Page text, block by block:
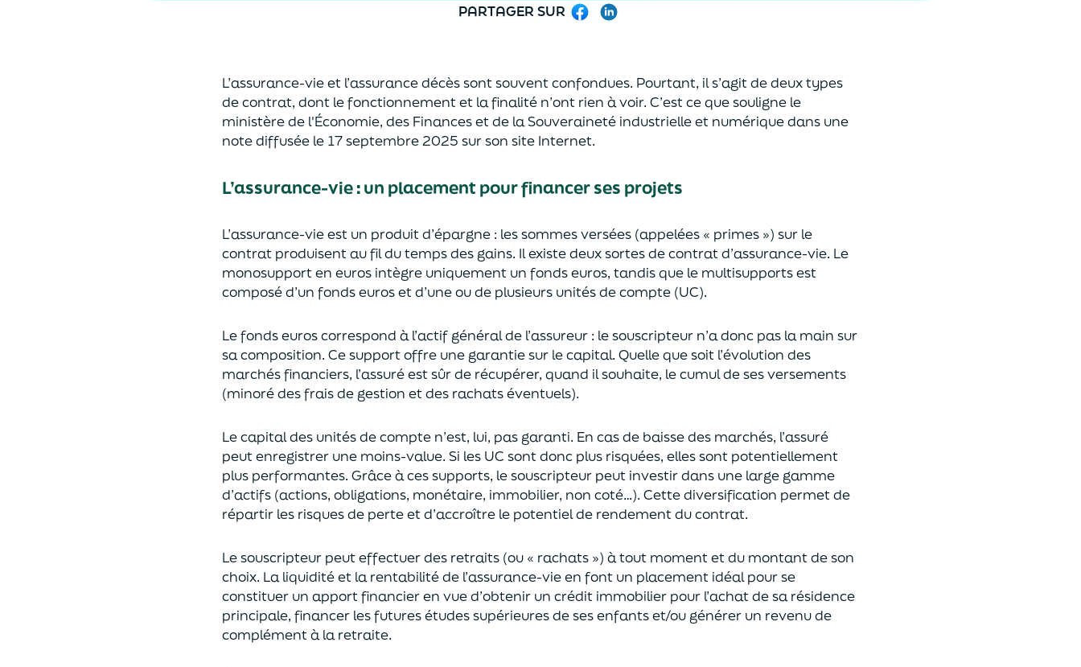
PARTAGER SUR Facebook
L’assurance-vie et l’assurance décès sontsouventconfondues. Pourtant, il s’agit de deux types
de contrat, dont le fonctionnement et la finalité n’ont rien à voir. C’est ce que souligne le
ministère de l'Économie, des Financeset de la Souveraineté industrielle et numériquedans une
note diffusée le 17 septembre 2025 sur son site Internet.
L’assurance-vie : un placement pour financer ses projets
L’assurance-vie est un produit d’épargne : les sommes versées (appelées « primes ») sur le
contrat produisent au fil du temps des gains. Il existe deux sortesde contrat d’assurance-vie. Le
monosupport en euros intègre uniquement un fonds euros, tandis que le multisupports est
composé d’un fonds euros et d’une ou de plusieurs unités de compte (UC).
Le fonds euros correspond à l’actif général de l’assureur : le souscripteur n’a donc pas la main sur
sa composition. Ce support offre une garantie sur le capital. Quelle que soit l’évolution des
marchés financiers, l’assuré est sûr de récupérer, quand il souhaite, le cumul de ses versements
(minoré des frais de gestion et des rachats éventuels).
Le capital des unités de compte n’est, lui, pas garanti. En casde baisse des marchés, l’assuré
peut enregistrer une moins-value. Si les UC sont donc plus risquées, elles sont potentiellement
plus performantes. Grâce à ces supports, le souscripteur peut investir dans une large gamme
d’actifs (actions, obligations, monétaire, immobilier, non coté…). Cette diversification permet de
répartir les risques de perte et d’accroître le potentielde rendement du contrat.
Le souscripteur peut effectuer des retraits (ou « rachats ») à tout moment et du montant de son
choix. Laliquiditéet la rentabilité de l’assurance-vie en font un placement idéal pour se
constituer un apport financier en vued’obtenir un crédit immobilier pour l’achat desa résidence
principale, financer les futures études supérieures de ses enfantset/ou générer un revenu de
complément à la retraite.